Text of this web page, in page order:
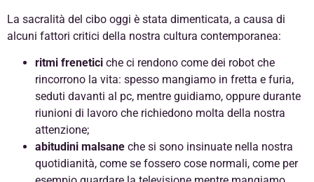
La sacralità del cibo oggi è stata dimenticata, a causa di
alcuni fattori critici della nostra cultura contemporanea:
ritmi frenetici che ci rendono come dei robot che
rincorrono la vita: spesso mangiamo in fretta e furia,
seduti davanti al pc, mentre guidiamo, oppure durante
riunioni di lavoro che richiedono molta della nostra
attenzione;
abitudini malsane che si sono insinuate nella nostra
quotidianità, come se fossero cose normali, come per